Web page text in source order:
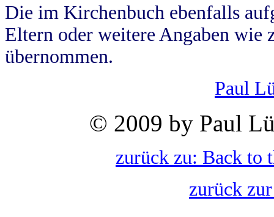
Die im Kirchenbuch ebenfalls
Eltern oder weitere Angaben wie
übernommen.
Paul
© 2009 by Paul
zurück zu: Back to
zurück